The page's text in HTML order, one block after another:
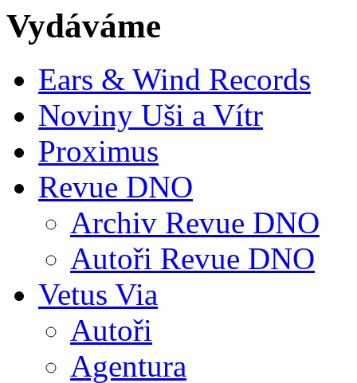
Vydáváme
Ears & Wind Records
Noviny Uši a Vítr
Proximus
Revue DNO
Archiv Revue DNO
Autoři Revue DNO
Vetus Via
Autoři
Agentura